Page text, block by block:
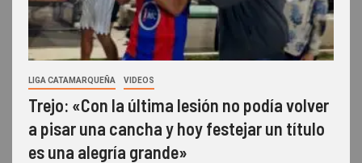
LIGA CATAMARQUEÑA VIDEOS
Trejo: «Con la última lesión no podía volver
a pisar una cancha y hoy festejar un título
es una alegría grande»